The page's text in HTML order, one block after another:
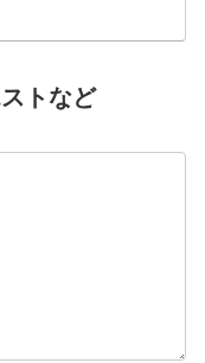
トなど